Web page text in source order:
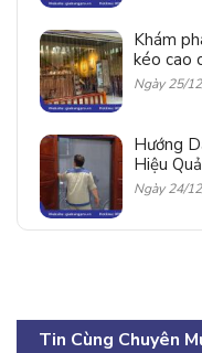
Khám
kéo cao
Ngày 25/
Hướng
Hiệu Quả
Ngày 24/
Tin Cùng Chuyên